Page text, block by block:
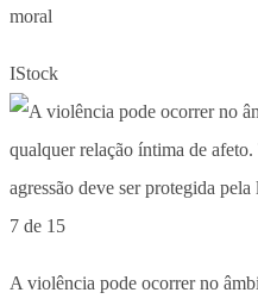
moral
IStock
7 de 15
A violência pode ocorrer no